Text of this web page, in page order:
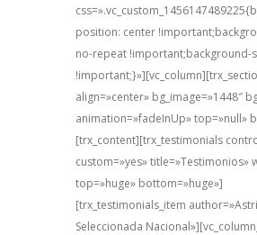
position: center
no-repeat !important;background-
align=»center» bg_image=»1448″
animation=»fadeInUp» top=»null»
[trx_content][trx_testimonials
custom=»yes» title=»Testimonios»
top=»huge» bottom=»huge»]
[trx_testimonials_item
Seleccionada